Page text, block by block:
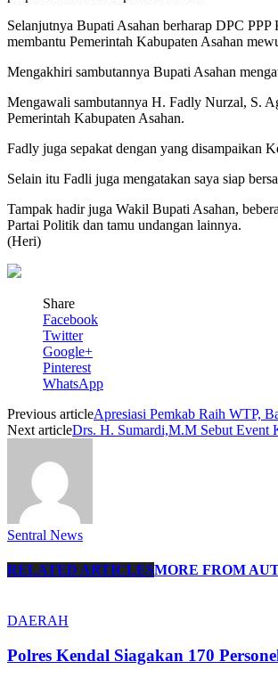
Selanjutnya Bupati Asahan berharap DPC
membantu Pemerintah Kabupaten Asahan
Mengakhiri sambutannya Bupati Asahan
Mengawali sambutannya H. Fadly Nurzal, S.
Pemerintah Kabupaten Asahan.
Fadly juga sepakat dengan yang disampaikan
Selain itu Fadli juga mengatakan saya siap
Tampak hadir juga Wakil Bupati Asahan,
Partai Politik dan tamu undangan lainnya.
(Heri)
Share
Facebook
Twitter
Google+
Pinterest
WhatsApp
Previous articleApresiasi Pemkab Raih WTP,
Next articleDrs. H. Sumardi,M.M Sebut Event
Sentral News
RELATED ARTICLESMORE FROM
DAERAH
Polres Kendal Siagakan 170